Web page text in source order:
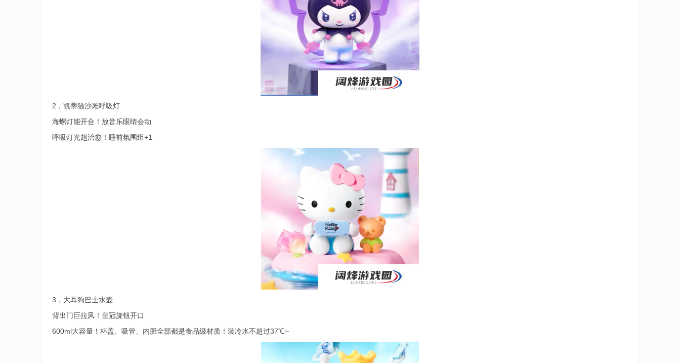
2，凯蒂猫沙滩呼吸灯
海螺灯能开合！放音乐眼睛会动
呼吸灯光超治愈！睡前氛围组+1
3，大耳狗巴士水壶
背出门巨拉风！皇冠旋钮开口
600ml大容量！杯盖、吸管、内胆全部都是食品级材质！装冷水不超过37℃~